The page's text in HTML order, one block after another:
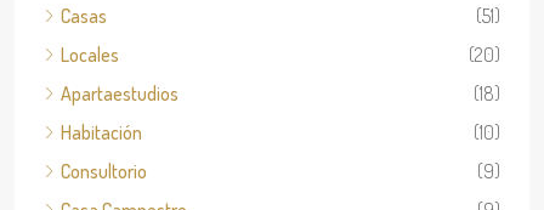
Casas
(51)
Locales
(20)
Apartaestudios
(18)
Habitación
(10)
Consultorio
(9)